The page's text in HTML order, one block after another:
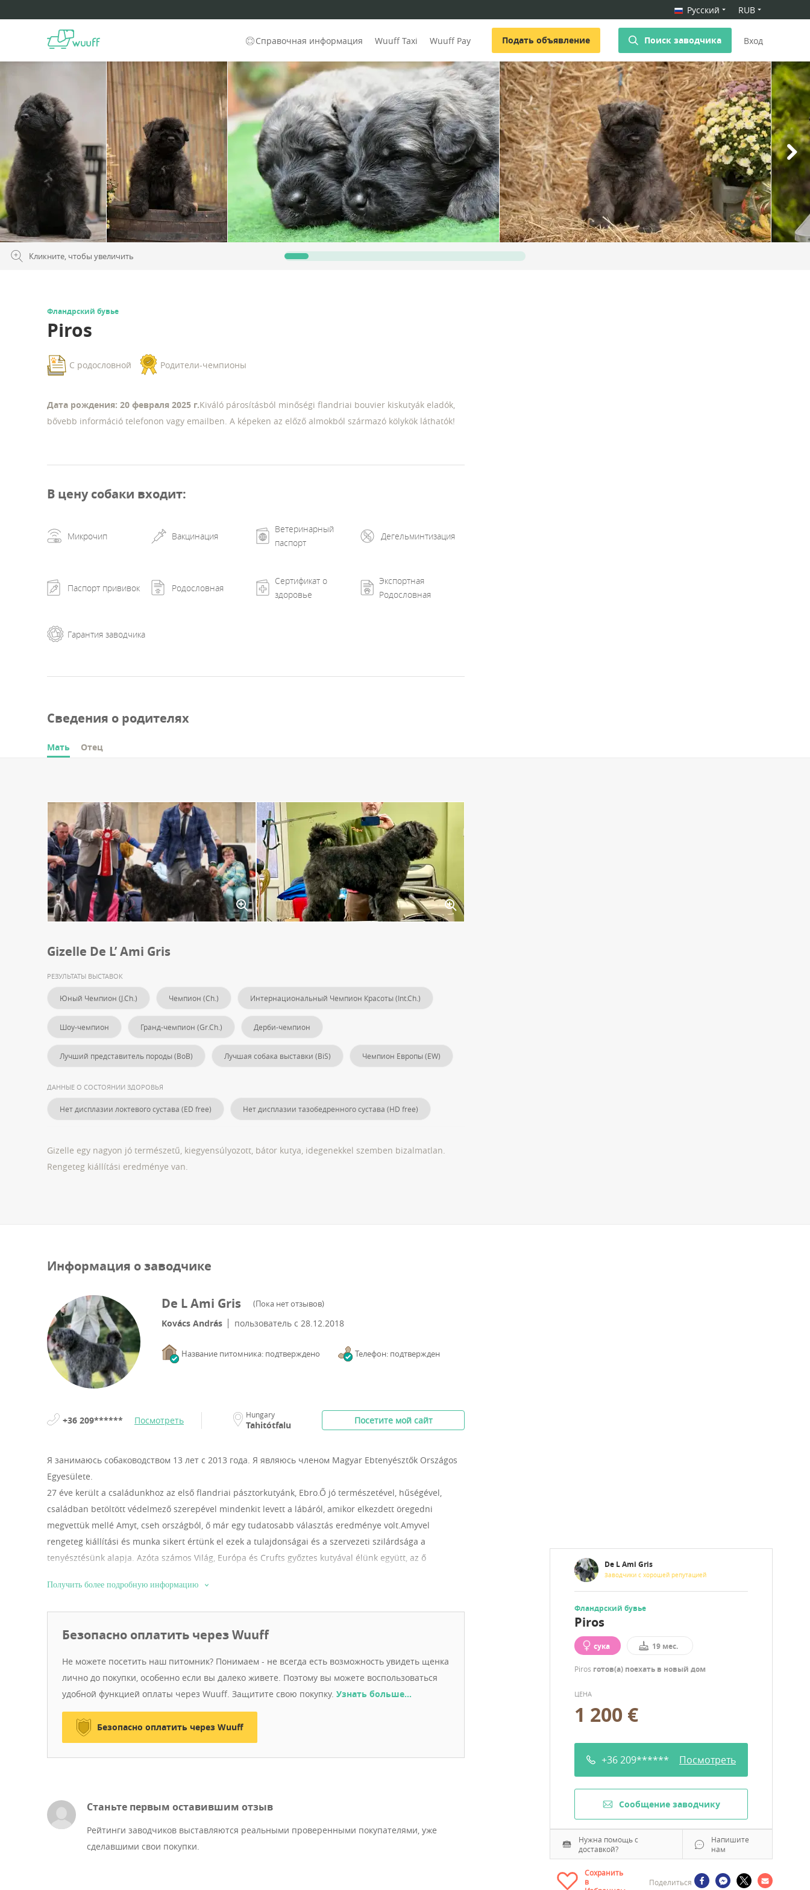
Русский RUB
Справочная информация Wuuff Taxi Wuuff Pay Подать объявление Поиск заводчика Вход
Кликните, чтобы увеличить
De L Ami Gris
Заводчики с хорошей репутацией
Фландрский бувье
Piros
сука 19 мес.
Piros готов(а) поехать в новый дом
ЦЕНА
1 200 €
+36 209****** Посмотреть
Cообщение заводчику
Нужна помощь с
доставкой?
Напишите
нам
Сохранить
в
Поделиться
Фландрский бувье
Piros
С родословной Родители-чемпионы
Дата рождения: 20 февраля 2025 г.Kiváló párosításból minőségi flandriai bouvier kiskutyák eladók,
bővebb információ telefonon vagy emailben. A képeken az előző almokból származó kölykök láthatók!
В цену собаки входит:
Микрочип Вакцинация
Ветеринарный
паспорт
Дегельминтизация
Паспорт прививок Родословная
Сертификат о
здоровье
Экспортная
Родословная
Гарантия заводчика
Сведения о родителях
Мать Отец
Gizelle De L’ Ami Gris
РЕЗУЛЬТАТЫ ВЫСТАВОК
Юный Чемпион (J.Ch.) Чемпион (Ch.) Интернациональный Чемпион Красоты (Int.Ch.)
Шоу-чемпион Гранд-чемпион (Gr.Ch.) Дерби-чемпион
Лучший представитель породы (BoB) Лучшая собака выставки (BiS) Чемпион Европы (EW)
ДАННЫЕ О СОСТОЯНИИ ЗДОРОВЬЯ
Нет дисплазии локтевого сустава (ED free) Нет дисплазии тазобедренного сустава (HD free)
Gizelle egy nagyon jó természetű, kiegyensúlyozott, bátor kutya, idegenekkel szemben bizalmatlan.
Rengeteg kiállítási eredménye van.
Информация о заводчике
De L Ami Gris (Пока нет отзывов)
Kovács András пользователь с 28.12.2018
Название питомника: подтверждено Телефон: подтвержден
+36 209****** Посмотреть Hungary
Tahitótfalu Посетите мой сайт
Я занимаюсь собаководством 13 лет с 2013 года. Я являюсь членом Magyar Ebtenyésztők Országos
Egyesülete.
27 éve került a családunkhoz az első flandriai pásztorkutyánk, Ebro.Ő jó természetével, hűségével,
családban betöltött védelmező szerepével mindenkit levett a lábáról, amikor elkezdett öregedni
megvettük mellé Amyt, cseh országból, ő már egy tudatosabb választás eredménye volt.Amyvel
rengeteg kiállítási és munka sikert értünk el ezek a tulajdonságai és a szervezeti szilárdsága a
tenyésztésünk alapja. Azóta számos Világ, Európa és Crufts győztes kutyával élünk együtt, az ő
Получить более подробную информацию
Безопасно оплатить через Wuuff
Не можете посетить наш питомник? Понимаем - не всегда есть возможность увидеть щенка
лично до покупки, особенно если вы далеко живете. Поэтому вы можете воспользоваться
удобной функцией оплаты через Wuuff. Защитите свою покупку. Узнать больше…
Безопасно оплатить через Wuuff
Станьте первым оставившим отзыв
Рейтинги заводчиков выставляются реальными проверенными покупателями, уже
сделавшими свои покупки.